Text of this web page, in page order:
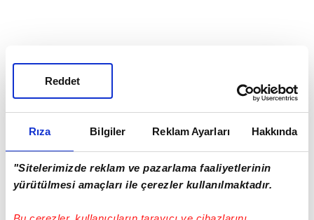
Rıza Bilgiler Reklam Ayarları Hakkında
"Sitelerimizde reklam ve pazarlama faaliyetlerinin
yürütülmesi amaçları ile çerezler kullanılmaktadır.
Reddet
örnekte de rastlandığı aktarıldı.
TAKVİM UYGULAMASINI İNDİRMEK İÇİN
TIKLAYIN